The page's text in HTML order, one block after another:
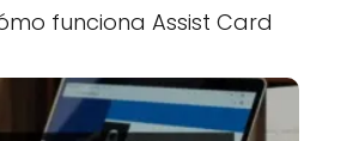
funciona Assist Card